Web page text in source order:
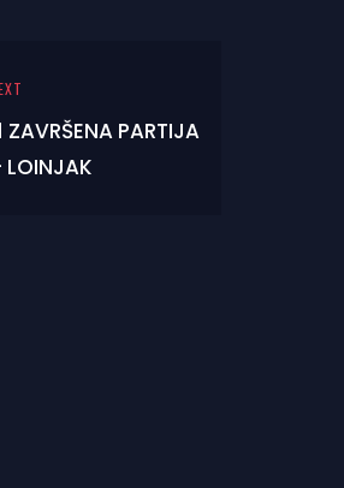
PARTIJA
LOINJAK